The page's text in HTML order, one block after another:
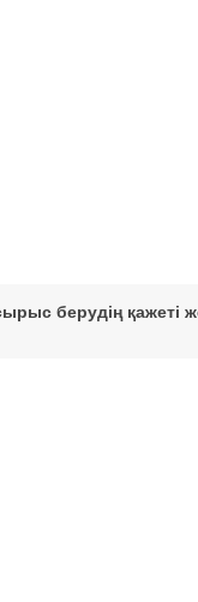
берудің қажеті